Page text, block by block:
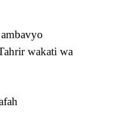
wakati wa